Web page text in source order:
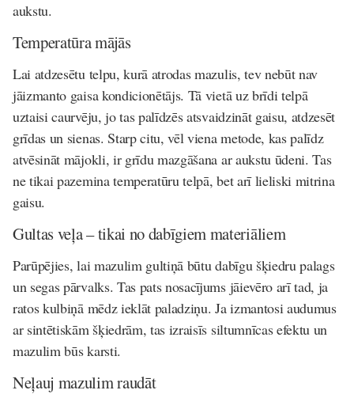
aukstu.
Temperatūra mājās
Lai atdzesētu telpu, kurā atrodas mazulis, tev nebūt nav
jāizmanto gaisa kondicionētājs. Tā vietā uz brīdi telpā
uztaisi caurvēju, jo tas palīdzēs atsvaidzināt gaisu, atdzesēt
grīdas un sienas. Starp citu, vēl viena metode, kas palīdz
atvēsināt mājokli, ir grīdu mazgāšana ar aukstu ūdeni. Tas
ne tikai pazemina temperatūru telpā, bet arī lieliski mitrina
gaisu.
Gultas veļa – tikai no dabīgiem materiāliem
Parūpējies, lai mazulim gultiņā būtu dabīgu šķiedru palags
un segas pārvalks. Tas pats nosacījums jāievēro arī tad, ja
ratos kulbiņā mēdz ieklāt paladziņu. Ja izmantosi audumus
ar sintētiskām šķiedrām, tas izraisīs siltumnīcas efektu un
mazulim būs karsti.
Neļauj mazulim raudāt